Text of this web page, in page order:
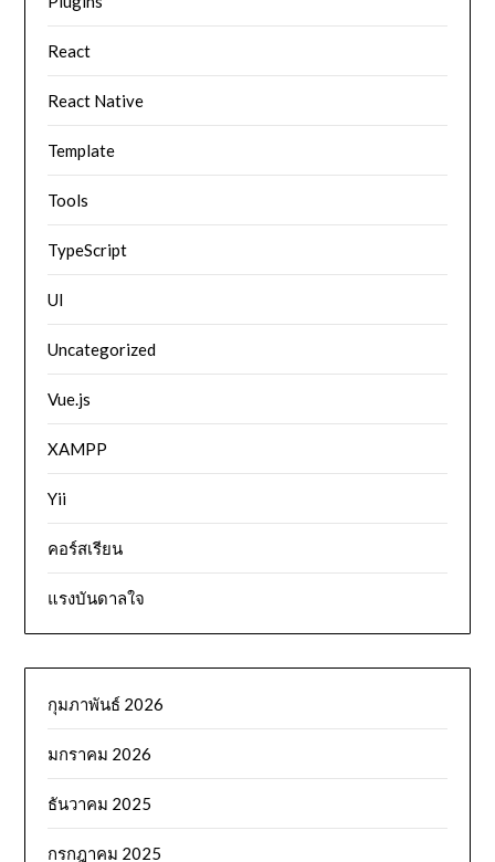
React
React Native
Template
Tools
TypeScript
UI
Uncategorized
Vue.js
XAMPP
Yii
คอร์สเรียน
แรงบันดาลใจ
กุมภาพันธ์ 2026
มกราคม 2026
ธันวาคม 2025
กรกฎาคม 2025